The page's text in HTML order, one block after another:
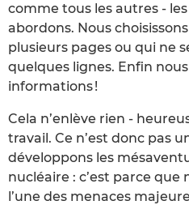
comme tous les autres -
abordons. Nous
plusieurs pages ou qui ne
quelques lignes. Enfin
informations !
Cela n’enlève rien -
travail. Ce n’est donc pas
développons les
nucléaire : c’est parce que
l’une des menaces